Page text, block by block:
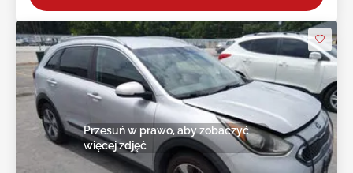
Przesuń w prawo, aby zobaczyć
więcej zdjęć